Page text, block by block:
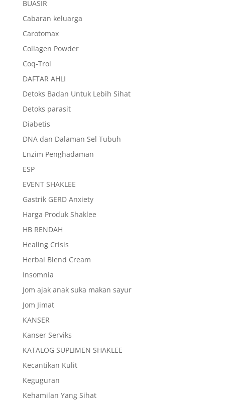
BUASIR
Cabaran keluarga
Carotomax
Collagen Powder
Coq-Trol
DAFTAR AHLI
Detoks Badan Untuk Lebih Sihat
Detoks parasit
Diabetis
DNA dan Dalaman Sel Tubuh
Enzim Penghadaman
ESP
EVENT SHAKLEE
Gastrik GERD Anxiety
Harga Produk Shaklee
HB RENDAH
Healing Crisis
Herbal Blend Cream
Insomnia
Jom ajak anak suka makan sayur
Jom Jimat
KANSER
Kanser Serviks
KATALOG SUPLIMEN SHAKLEE
Kecantikan Kulit
Keguguran
Kehamilan Yang Sihat